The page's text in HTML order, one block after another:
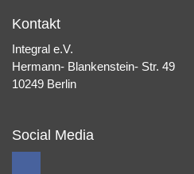
Kontakt
Integral e.V.
Hermann- Blankenstein- Str. 49
10249 Berlin
Social Media